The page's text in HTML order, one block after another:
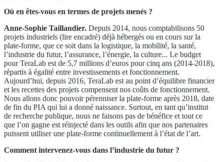
Où en êtes-vous en termes de projets menés ?
Anne-Sophie Taillandier. Depuis 2014, nous comptabilisons 50
projets industriels (lire encadré) déjà hébergés ou en cours sur la
plate-forme, que ce soit dans la logistique, la mobilité, la santé,
l’industrie du futur, l’assurance, l’énergie, la culture... Le budget
pour TeraLab est de 5,7 millions d’euros pour cinq ans (2014-2018),
répartis à égalité entre investissements et fonctionnement.
Aujourd’hui, depuis 2016, TeraLab est au point d’équilibre financier
et les recettes des projets compensent nos coûts de fonctionnement.
Nous allons donc pouvoir pérenniser la plate-forme après 2018, date
de fin du PIA qui lui a donné naissance. Surtout, en tant qu’institut
de recherche publique, nous ne faisons pas de bénéfice et tout ce
que l’on gagne est réinjecté dans les outils afin que nos partenaires
puissent utiliser une plate-forme continuellement à l’état de l’art.
Comment intervenez-vous dans l’industrie du futur ?